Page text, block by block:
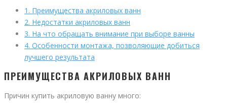
1. Преимущества акриловых ванн
2. Недостатки акриловых ванн
3. На что обращать внимание при выборе ванны
4. Особенности монтажа, позволяющие добиться
лучшего результата
ПРЕИМУЩЕСТВА АКРИЛОВЫХ ВАНН
Причин купить акриловую ванну много: